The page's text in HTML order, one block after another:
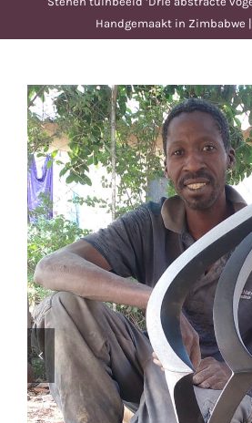
Handgemaakt in Zimbabwe